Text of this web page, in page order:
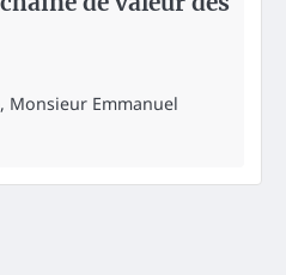
Monsieur Emmanuel